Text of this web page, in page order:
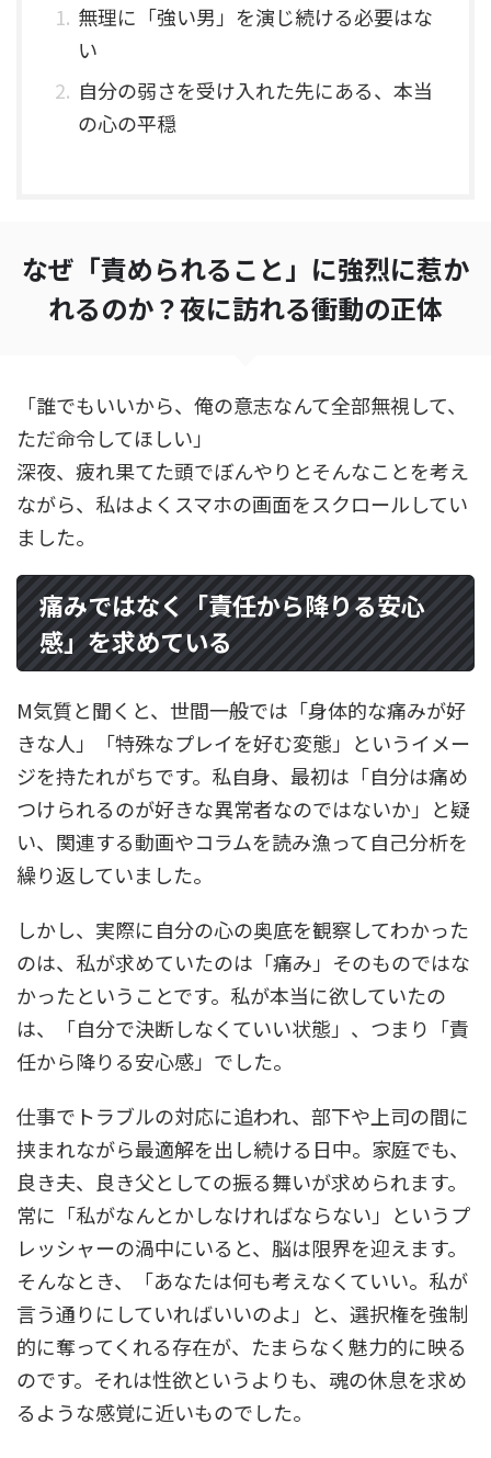
無理に「強い男」を演じ続ける必要はな
い
自分の弱さを受け入れた先にある、本当
の心の平穏
なぜ「責められること」に強烈に惹か
れるのか？夜に訪れる衝動の正体
「誰でもいいから、俺の意志なんて全部無視して、
ただ命令してほしい」
深夜、疲れ果てた頭でぼんやりとそんなことを考え
ながら、私はよくスマホの画面をスクロールしてい
ました。
痛みではなく「責任から降りる安心
感」を求めている
M気質と聞くと、世間一般では「身体的な痛みが好
きな人」「特殊なプレイを好む変態」というイメー
ジを持たれがちです。私自身、最初は「自分は痛め
つけられるのが好きな異常者なのではないか」と疑
い、関連する動画やコラムを読み漁って自己分析を
繰り返していました。
しかし、実際に自分の心の奥底を観察してわかった
のは、私が求めていたのは「痛み」そのものではな
かったということです。私が本当に欲していたの
は、「自分で決断しなくていい状態」、つまり「責
任から降りる安心感」でした。
仕事でトラブルの対応に追われ、部下や上司の間に
挟まれながら最適解を出し続ける日中。家庭でも、
良き夫、良き父としての振る舞いが求められます。
常に「私がなんとかしなければならない」というプ
レッシャーの渦中にいると、脳は限界を迎えます。
そんなとき、「あなたは何も考えなくていい。私が
言う通りにしていればいいのよ」と、選択権を強制
的に奪ってくれる存在が、たまらなく魅力的に映る
のです。それは性欲というよりも、魂の休息を求め
るような感覚に近いものでした。